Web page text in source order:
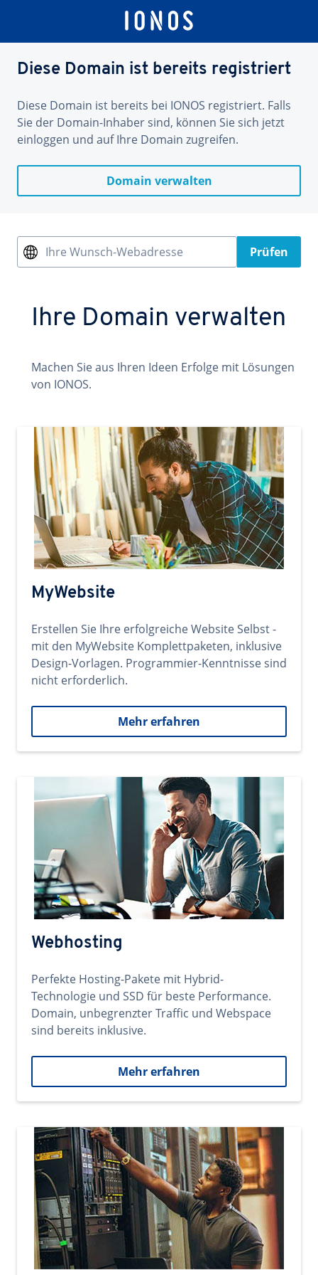
Diese Domain ist bereits registriert
Diese Domain ist bereits bei IONOS registriert. Falls
Sie der Domain-Inhaber sind, können Sie sich jetzt
einloggen und auf Ihre Domain zugreifen.
Domain verwalten
Ihre Wunsch-Webadresse Prüfen
Ihre Domain verwalten
Machen Sie aus Ihren Ideen Erfolge mit Lösungen
von IONOS.
MyWebsite
Erstellen Sie Ihre erfolgreiche Website Selbst -
mit den MyWebsite Komplettpaketen, inklusive
Design-Vorlagen. Programmier-Kenntnisse sind
nicht erforderlich.
Mehr erfahren
Webhosting
Perfekte Hosting-Pakete mit Hybrid-
Technologie und SSD für beste Performance.
Domain, unbegrenzter Traffic und Webspace
sind bereits inklusive.
Mehr erfahren